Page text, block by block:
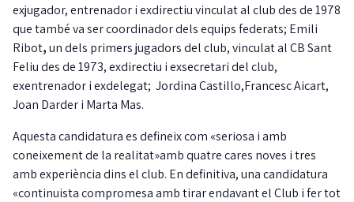
exjugador, entrenador i exdirectiu vinculat al club des de 1978
que també va ser coordinador dels equips federats; Emili
Ribot,un dels primers jugadors del club,vinculat al CB Sant
Feliu des de 1973, exdirectiu i exsecretari del club,
exentrenador i exdelegat; Jordina Castillo,Francesc Aicart,
Joan Darder i Marta Mas.
Aquesta candidatura es defineix com «seriosa i amb
coneixement de la realitat»amb quatre cares noves i tres
amb experiència dins el club. En definitiva, una candidatura
«continuista compromesa amb tirar endavant el Club i fer tot